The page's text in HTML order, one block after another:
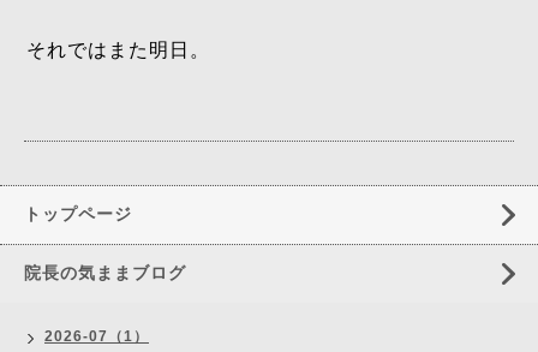
それではまた明日。
トップページ
院長の気ままブログ
2026-07（1）